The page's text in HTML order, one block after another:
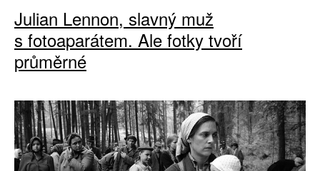
Julian Lennon, slavný muž
s fotoaparátem. Ale fotky tvoří
průměrné